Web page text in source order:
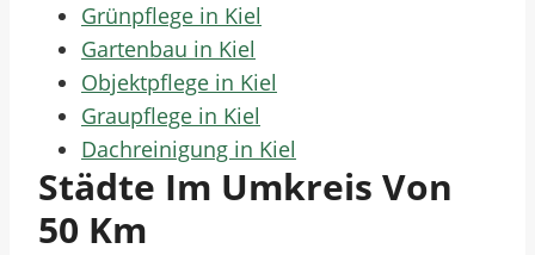
Grünpflege in Kiel
Gartenbau in Kiel
Objektpflege in Kiel
Graupflege in Kiel
Dachreinigung in Kiel
Städte Im Umkreis Von
50 Km